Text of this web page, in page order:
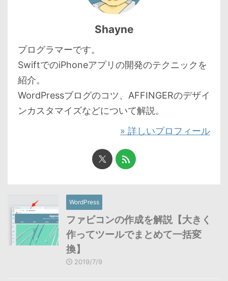
Shayne
プログラマーです。
SwiftでのiPhoneアプリの開発のテクニックを
紹介。
WordPressブログのコツ、AFFINGERのデザイ
ンカスタマイズなどについて解説。
» 詳しいプロフィール
WordPress
ファビコンの作成を解説【大きく
作ってツールでまとめて一括変
換】
2019/7/9